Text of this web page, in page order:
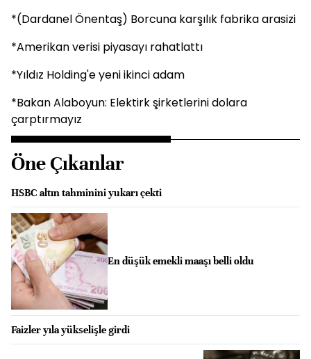
*(Dardanel Önentaş) Borcuna karşılık fabrika arasizi
*Amerikan verisi piyasayı rahatlattı
*Yıldız Holding'e yeni ikinci adam
*Bakan Alaboyun: Elektirk şirketlerini dolara
çarptırmayız
Öne Çıkanlar
HSBC altın tahminini yukarı çekti
En düşük emekli maaşı belli oldu
Faizler yıla yükselişle girdi